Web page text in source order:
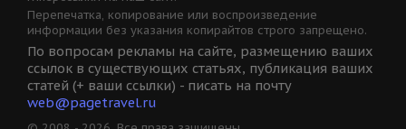
Перепечатка, копирование или воспроизведение
информации без указания копирайтов строго запрещено.
По вопросам рекламы на сайте, размещению ваших
ссылок в существующих статьях, публикация ваших
статей (+ ваши ссылки) - писать на почту
web@pagetravel.ru